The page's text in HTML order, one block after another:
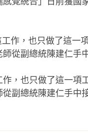
，也只做了這一項
副總統陳建仁手中